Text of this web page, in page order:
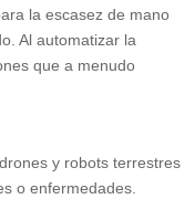
la escasez de mano
Al automatizar la
que a menudo
y robots terrestres
o enfermedades.